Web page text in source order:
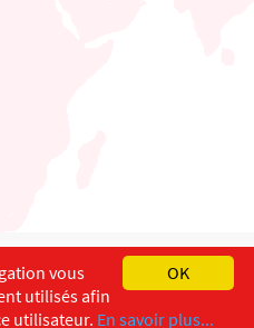
OK
vous
utilisés afin
utilisateur. En savoir plus...